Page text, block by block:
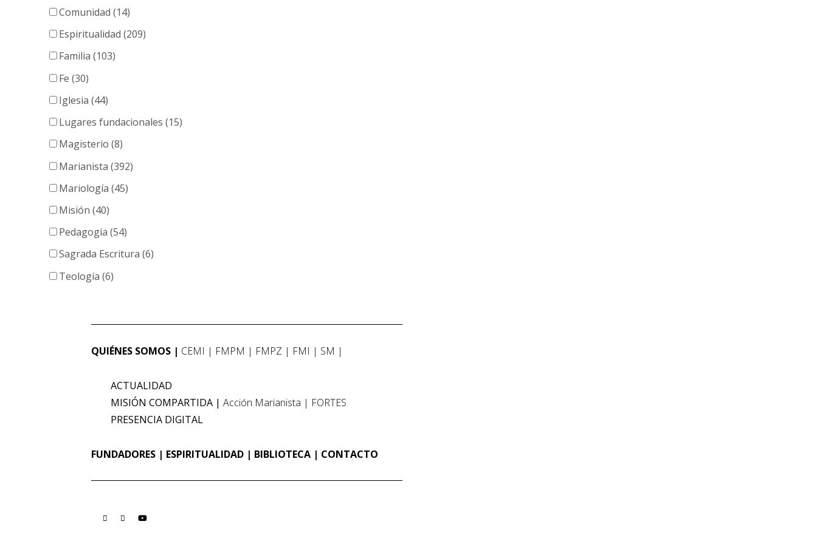
Comunidad (14)
Espiritualidad (209)
Familia (103)
Fe (30)
Iglesia (44)
Lugares fundacionales (15)
Magisterio (8)
Marianista (392)
Mariología (45)
Misión (40)
Pedagogía (54)
Sagrada Escritura (6)
Teología (6)
QUIÉNES SOMOS CEMI FMPM FMPZ FMI SM
ACTUALIDAD
MISIÓN COMPARTIDA
Acción Marianista
FORTES
PRESENCIA DIGITAL
FUNDADORES ESPIRITUALIDAD BIBLIOTECA CONTACTO